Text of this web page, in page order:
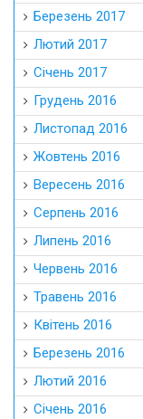
Березень 2017
Лютий 2017
Січень 2017
Грудень 2016
Листопад 2016
Жовтень 2016
Вересень 2016
Серпень 2016
Липень 2016
Червень 2016
Травень 2016
Квітень 2016
Березень 2016
Лютий 2016
Січень 2016